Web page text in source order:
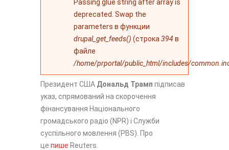
Passing glue string after array is
deprecated. Swap the
parameters в функции
drupal_get_feeds() (строка 394в
файле
/home/prportal/public_html/includes/
Президент США Дональд Трамп підписав
указ, спрямований на скорочення
фінансування Національного
громадського радіо (NPR) і Служби
суспільного мовлення (PBS). Про
це пише Reuters.